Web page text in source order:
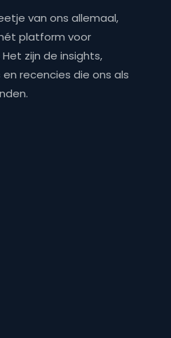
van ons allemaal,
platform voor
zijn de insights,
recencies die ons als